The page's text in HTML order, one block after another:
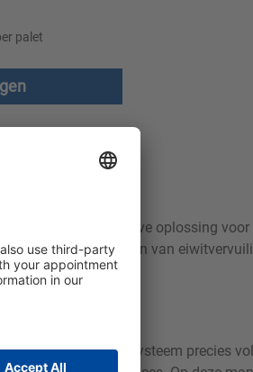
palet
biedt een effectieve oplossing
bij het verwijderen van
het bouwsteensysteem precies